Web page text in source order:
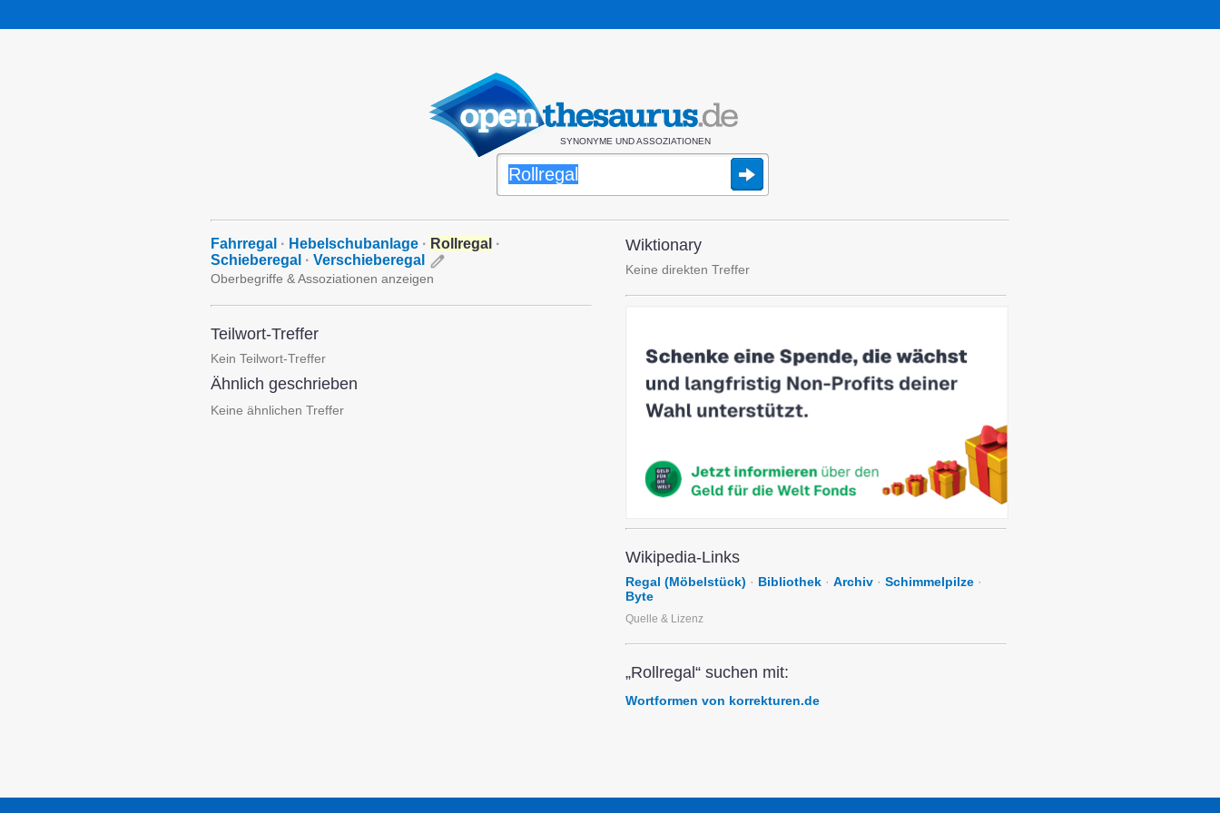
SYNONYME UND ASSOZIATIONEN
Fahrregal · Hebelschubanlage · Rollregal ·
Schieberegal · Verschieberegal
Oberbegriffe & Assoziationen anzeigen
Teilwort-Treffer
Kein Teilwort-Treffer
Ähnlich geschrieben
Keine ähnlichen Treffer
Wiktionary
Keine direkten Treffer
Wikipedia-Links
Regal (Möbelstück) · Bibliothek · Archiv · Schimmelpilze ·
Byte
Quelle & Lizenz
„Rollregal“ suchen mit:
Wortformen von korrekturen.de